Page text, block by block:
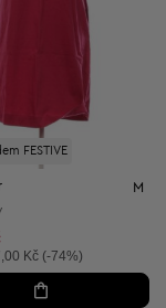
FESTIVE
M
cena:
Kč (-74%)